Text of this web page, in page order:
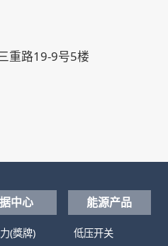
重路19-9号5楼
中心
(獎牌)
能源产品
低压开关